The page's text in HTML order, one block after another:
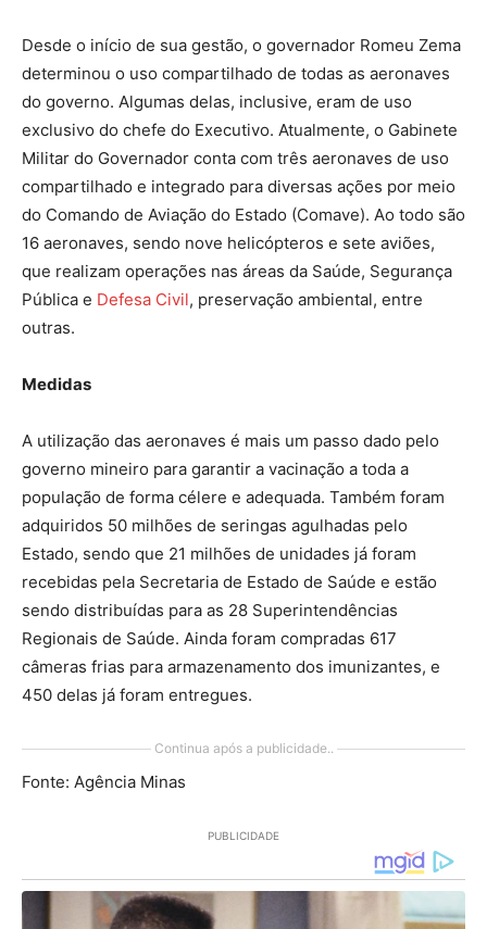
Desde o início de sua gestão, o governador Romeu Zema
determinou o uso compartilhado de todas as aeronaves
do governo. Algumas delas, inclusive, eram de uso
exclusivo do chefe do Executivo. Atualmente, o Gabinete
Militar do Governador conta com três aeronaves de uso
compartilhado e integrado para diversas ações por meio
do Comando de Aviação do Estado (Comave). Ao todo são
16 aeronaves, sendo nove helicópteros e sete aviões,
que realizam operações nas áreas da Saúde, Segurança
Pública e Defesa Civil, preservação ambiental, entre
outras.
Medidas
A utilização das aeronaves é mais um passo dado pelo
governo mineiro para garantir a vacinação a toda a
população de forma célere e adequada. Também foram
adquiridos 50 milhões de seringas agulhadas pelo
Estado, sendo que 21 milhões de unidades já foram
recebidas pela Secretaria de Estado de Saúde e estão
sendo distribuídas para as 28 Superintendências
Regionais de Saúde. Ainda foram compradas 617
câmeras frias para armazenamento dos imunizantes, e
450 delas já foram entregues.
Continua após a publicidade..
Fonte: Agência Minas
PUBLICIDADE